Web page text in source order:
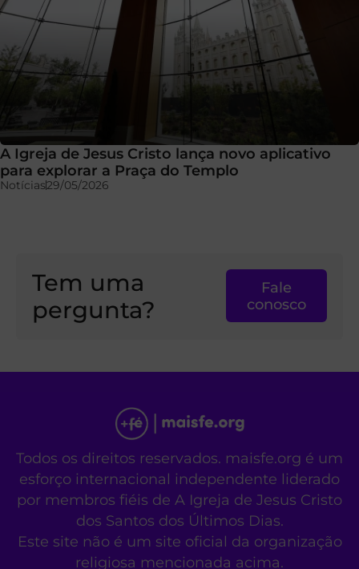
A Igreja de Jesus Cristo lança novo aplicativo
para explorar a Praça do Templo
Notícias29/05/2026
Tem uma
pergunta?
Fale
conosco
Todos os direitos reservados. maisfe.org é um
esforço internacional independente liderado
por membros fiéis de A Igreja de Jesus Cristo
dos Santos dos Últimos Dias.
Este site não é um site oficial da organização
religiosa mencionada acima.